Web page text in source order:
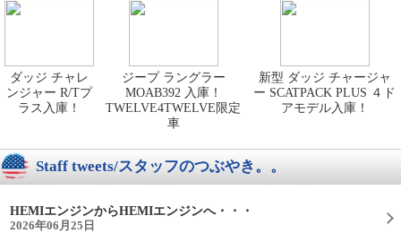
ダッジ チャレ
ンジャー R/Tプ
ラス入庫！
ジープ ラングラー
MOAB392 入庫！
TWELVE4TWELVE限定
車
新型 ダッジ チャージャ
ー SCATPACK PLUS ４ド
アモデル入庫！
Staff tweets/スタッフのつぶやき。。
HEMIエンジンからHEMIエンジンへ・・・
2026年06月25日